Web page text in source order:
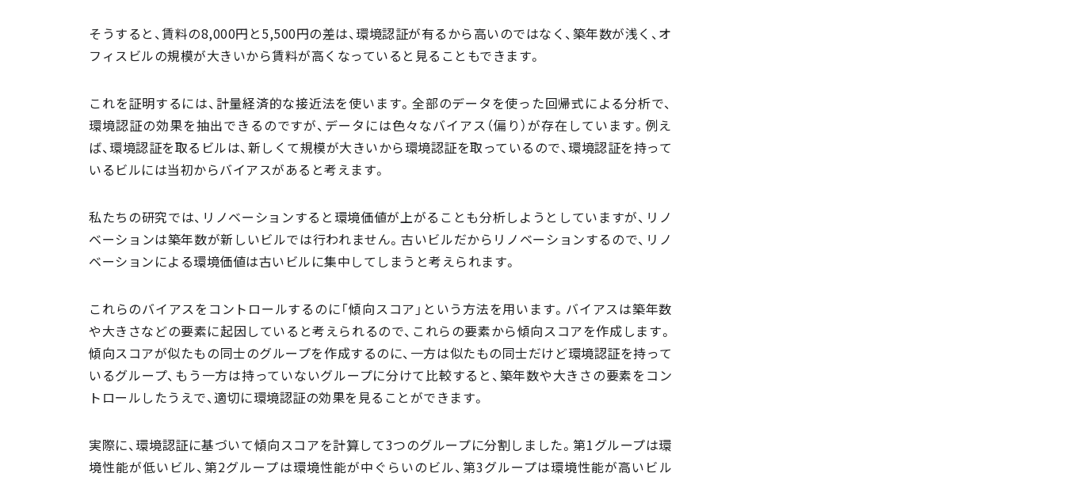
そうすると、賃料の8,000円と5,500円の差は、環境認証が有るから高いのではなく、築年数が浅く、オ
フィスビルの規模が大きいから賃料が高くなっていると見ることもできます。
これを証明するには、計量経済的な接近法を使います。全部のデータを使った回帰式による分析で、
環境認証の効果を抽出できるのですが、データには色々なバイアス（偏り）が存在しています。例え
ば、環境認証を取るビルは、新しくて規模が大きいから環境認証を取っているので、環境認証を持って
いるビルには当初からバイアスがあると考えます。
私たちの研究では、リノベーションすると環境価値が上がることも分析しようとしていますが、リノ
ベーションは築年数が新しいビルでは行われません。古いビルだからリノベーションするので、リノ
ベーションによる環境価値は古いビルに集中してしまうと考えられます。
これらのバイアスをコントロールするのに「傾向スコア」という方法を用います。バイアスは築年数
や大きさなどの要素に起因していると考えられるので、これらの要素から傾向スコアを作成します。
傾向スコアが似たもの同士のグループを作成するのに、一方は似たもの同士だけど環境認証を持って
いるグループ、もう一方は持っていないグループに分けて比較すると、築年数や大きさの要素をコン
トロールしたうえで、適切に環境認証の効果を見ることができます。
実際に、環境認証に基づいて傾向スコアを計算して3つのグループに分割しました。第1グループは環
境性能が低いビル、第2グループは環境性能が中ぐらいのビル、第3グループは環境性能が高いビル